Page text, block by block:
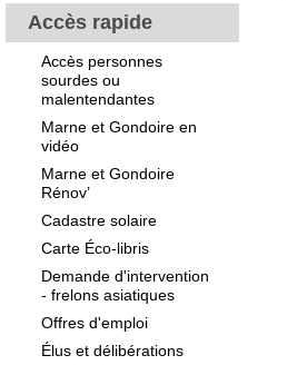
Accès rapide
Accès personnes
sourdes ou
malentendantes
Marne et Gondoire en
vidéo
Marne et Gondoire
Rénov’
Cadastre solaire
Carte Éco-libris
Demande d'intervention
- frelons asiatiques
Offres d'emploi
Élus et délibérations